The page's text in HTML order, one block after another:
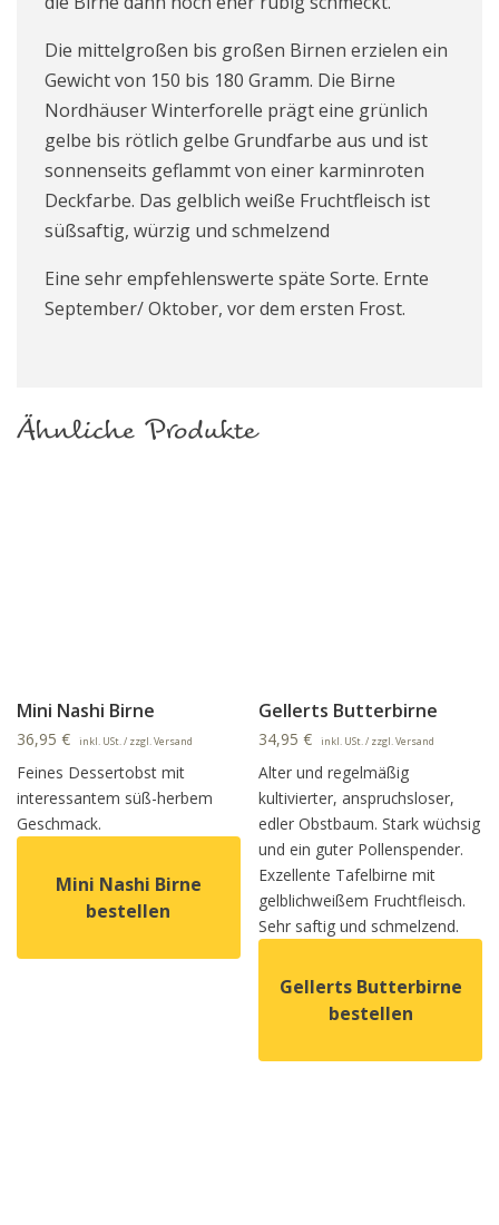
Die mittelgroßen bis großen Birnen erzielen ein
Gewicht von 150 bis 180 Gramm. Die Birne
Nordhäuser Winterforelle prägt eine grünlich
gelbe bis rötlich gelbe Grundfarbe aus und ist
sonnenseits geflammt von einer karminroten
Deckfarbe. Das gelblich weiße Fruchtfleisch ist
süßsaftig, würzig und schmelzend
Eine sehr empfehlenswerte späte Sorte. Ernte
September/ Oktober, vor dem ersten Frost.
Ähnliche Produkte
Mini Nashi Birne
36,95 € inkl. USt. / zzgl. Versand
Feines Dessertobst mit
interessantem süß-herbem
Geschmack.
Mini Nashi Birne
bestellen
Gellerts Butterbirne
34,95€ inkl. USt. / zzgl. Versand
Alter und regelmäßig
kultivierter, anspruchsloser,
edler Obstbaum. Stark wüchsig
und ein guter Pollenspender.
Exzellente Tafelbirne mit
gelblichweißem Fruchtfleisch.
Sehr saftig und schmelzend.
Gellerts Butterbirne
bestellen